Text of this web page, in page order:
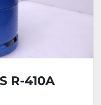
R-410A